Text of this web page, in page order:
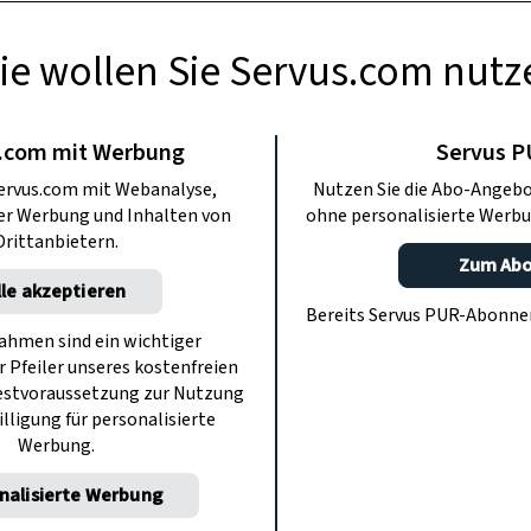
KÜCHE
ohne Backen
genug Zeit oder es fehlt die Geduld,
zu backen. Bei diesen Rezepten
Ausstechen – und die Keksdose
gefüllt.
wollen Sie Servus.com
mit Werbung
mit Webanalyse,
Werbung und Inhalten von
akzeptieren
sind ein wichtiger
unseres kostenfreien
zur Nutzung
für personalisierte
Werbung.
Werbung
Servus
Nutzen Sie die Abo-
ohne personalisierte
Zum
Bereits Servus PUR-